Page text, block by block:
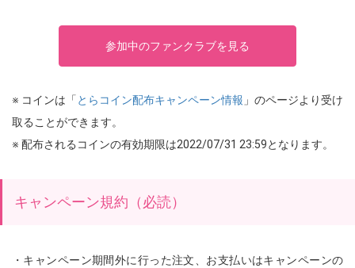
参加中のファンクラブを見る
※ コインは「 とらコイン配布キャンペーン情報 」のページより受け
取ることができます。
※ 配布されるコインの有効期限は2022/07/31 23:59となります。
キャンペーン規約（必読）
・キャンペーン期間外に行った注文、お支払いはキャンペーンの